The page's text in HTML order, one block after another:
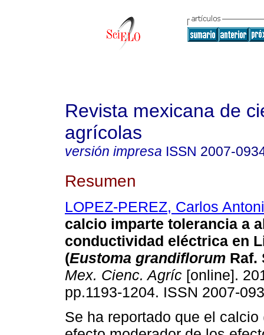
Revista mexicana de
agrícolas
versión impresa ISSN 2007-
Resumen
LOPEZ-PEREZ, Carlos
calcio imparte tolerancia a
conductividad eléctrica en
(Eustoma grandiflorum Raf.
Mex. Cienc. Agríc [online].
pp.1193-1204. ISSN 2007-
Se ha reportado que el calcio